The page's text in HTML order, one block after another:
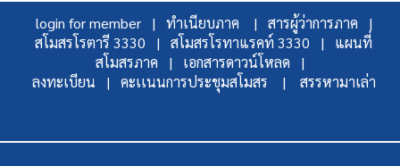
login for member | ทำเนียบภาค |
สารผู้ว่าการภาค |
สโมสรโรตารี 3330 |
สโมสรโรทาแรคท์ 3330 |
แผนที่
สโมสรภาค |
เอกสารดาวน์โหลด |
ลงทะเบียน |
คะเเนนการประชุมสโมสร | สรรหามาเล่า